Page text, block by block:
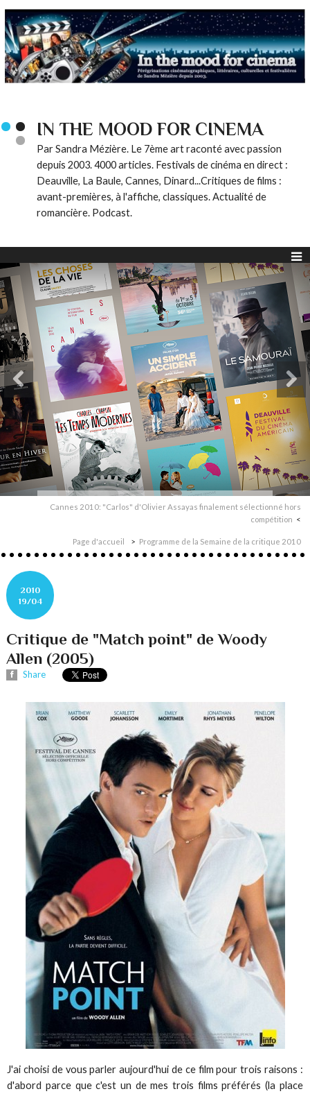
IN THE MOOD FOR CINEMA
Par Sandra Mézière. Le 7ème art raconté avec passion
depuis 2003. 4000 articles. Festivals de cinéma en direct :
Deauville, La Baule, Cannes, Dinard...Critiques de films :
avant-premières, à l'affiche, classiques. Actualité de
romancière. Podcast.
Cannes 2010: "Carlos" d'Olivier Assayas finalement sélectionné hors
compétition
Page d'accueil Programme de la Semaine de la critique 2010
2010
19/04
Critique de "Match point" de Woody
Allen (2005)
Share
J'ai choisi de vous parler aujourd'hui de ce film pour trois raisons :
d'abord parce que c'est un de mes trois films préférés (la place